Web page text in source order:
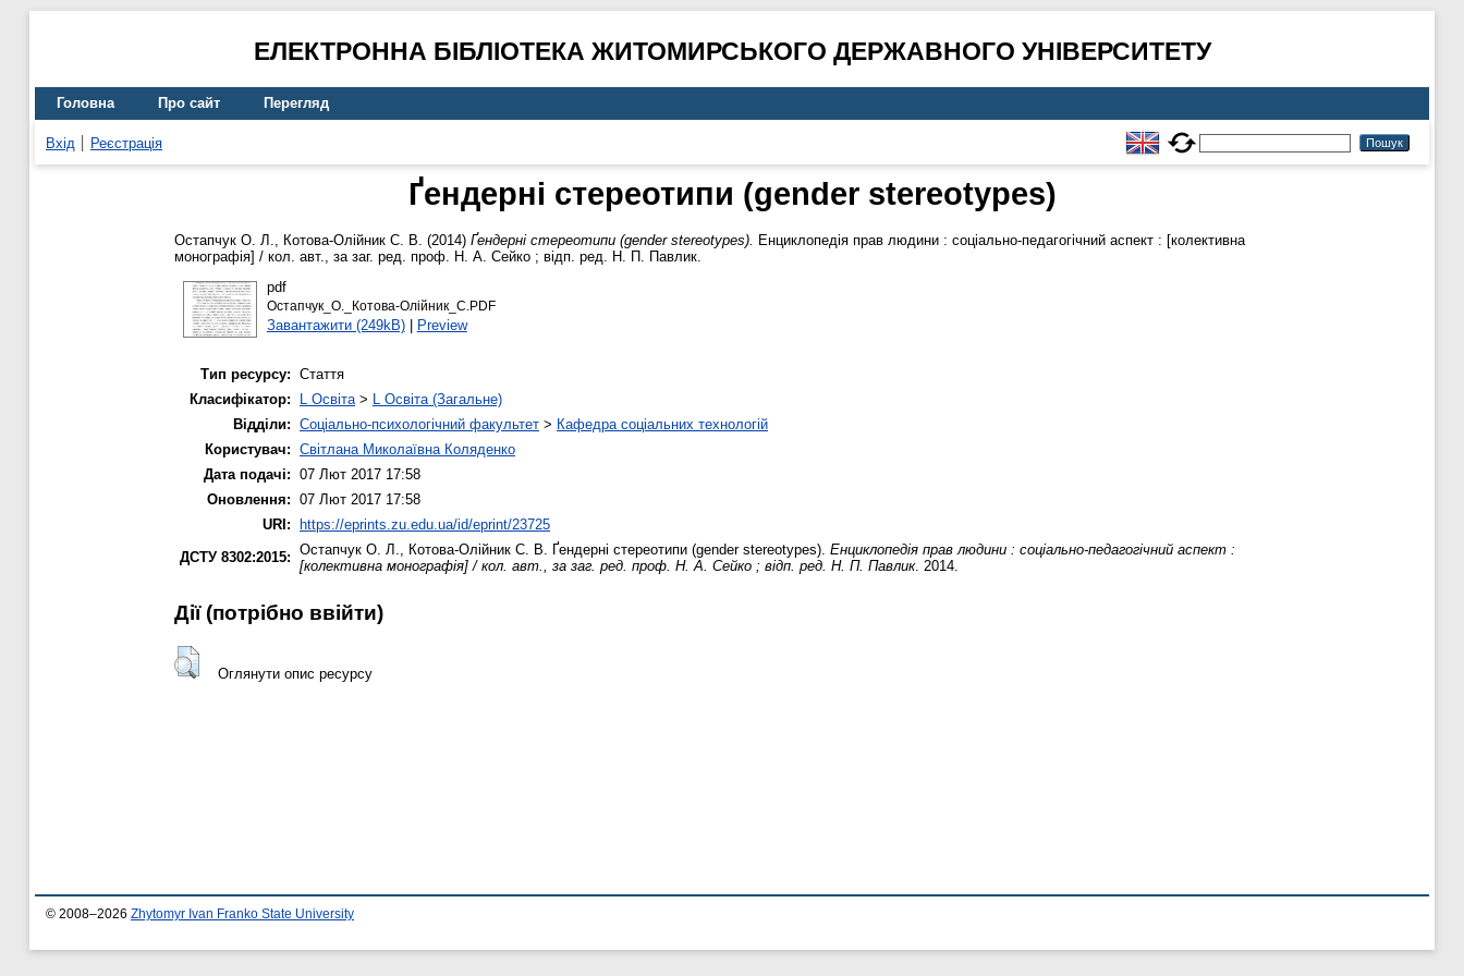
ЕЛЕКТРОННА БІБЛІОТЕКА ЖИТОМИРСЬКОГО ДЕРЖАВНОГО УНІВЕРСИТЕТУ
Головна Про сайт Перегляд
Вхід Реєстрація
Ґендерні стереотипи (gender stereotypes)
Остапчук О. Л., Котова-Олійник С. В. (2014) Ґендерні стереотипи (gender stereotypes). Енциклопедія прав людини : соціально-педагогічний аспект : [колективна
монографія] / кол. авт., за заг. ред. проф. Н. А. Сейко ; відп. ред. Н. П. Павлик.
pdf
Остапчук_О._Котова-Олійник_С.PDF
Завантажити (249kB)| Preview
Тип ресурсу: Стаття
Класифікатор:
L Освіта> L Освіта (Загальне)
Відділи: Соціально-психологічний факультет > Кафедра соціальних технологій
Користувач: Світлана Миколаївна Коляденко
Дата подачі: 07 Лют 2017 17:58
Оновлення: 07 Лют 2017 17:58
URI:
https://eprints.zu.edu.ua/id/eprint/23725
ДСТУ 8302:2015: Остапчук О. Л., Котова-Олійник С. В. Ґендерні стереотипи (gender stereotypes). Енциклопедія прав людини : соціально-педагогічний аспект :
[колективна монографія] / кол. авт., за заг. ред. проф. Н. А. Сейко ; відп. ред. Н. П. Павлик. 2014.
Дії ​​(потрібно ввійти)
Оглянути опис ресурсу
© 2008–2026 Zhytomyr Ivan Franko State University